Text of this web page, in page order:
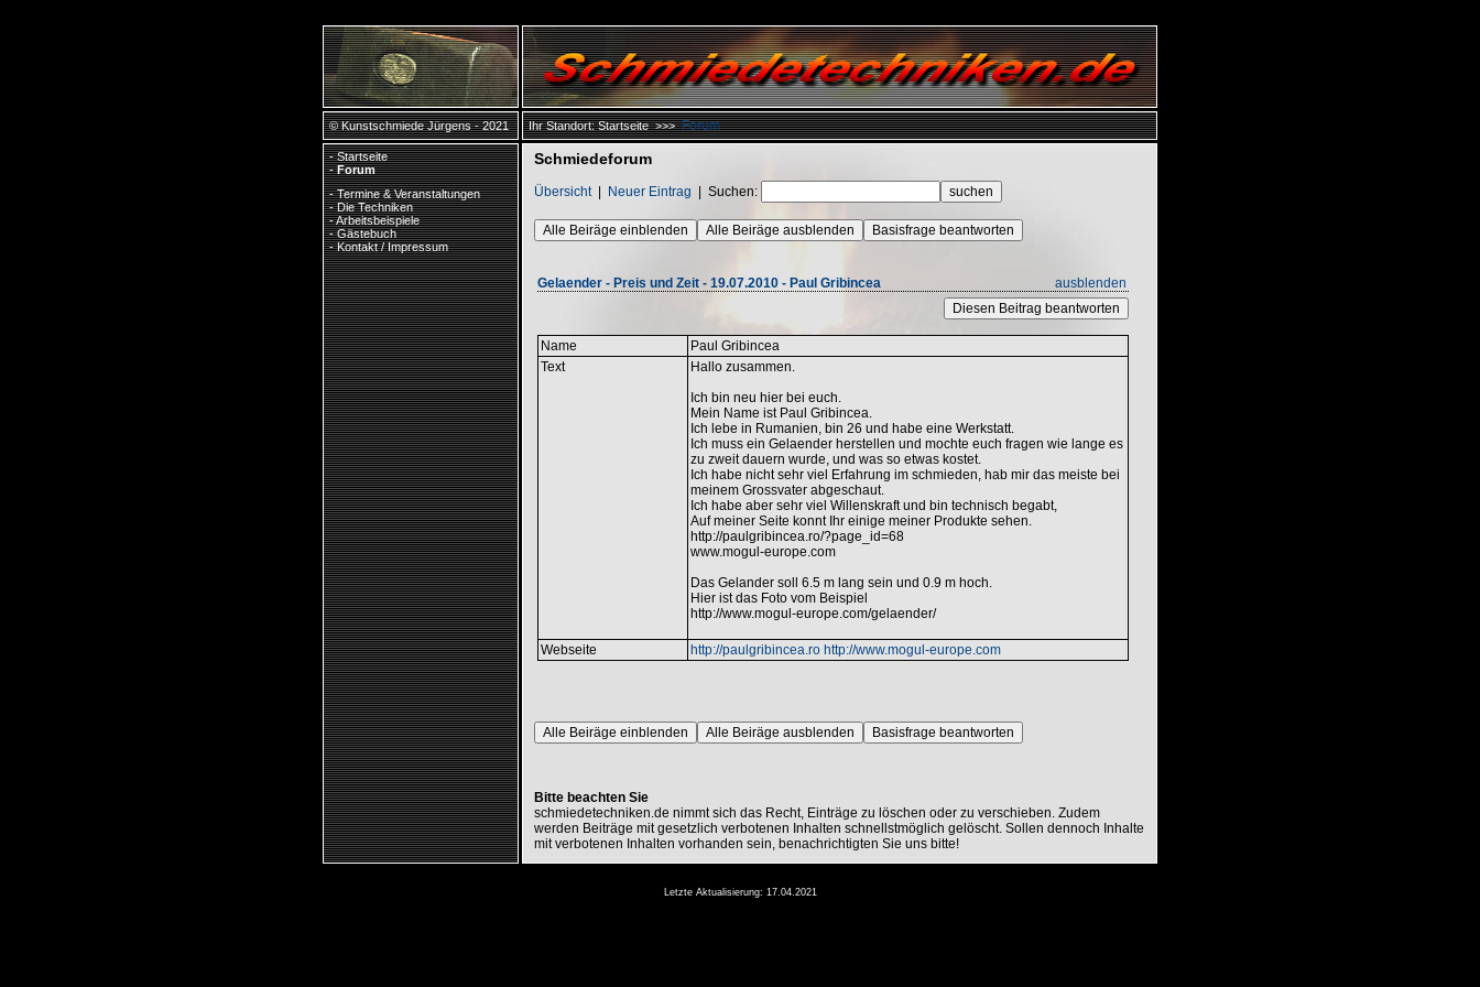
© Kunstschmiede Jürgens - 2021 Ihr Standort:Startseite>>>Forum
-Startseite
-Forum
-Termine & Veranstaltungen
-Die Techniken
-Arbeitsbeispiele
-Gästebuch
-Kontakt / Impressum
Schmiedeforum
Übersicht| Neuer Eintrag | Suchen:
Alle Beiräge einblenden Alle Beiräge ausblenden Basisfrage beantworten
Gelaender - Preis und Zeit - 19.07.2010 - Paul Gribincea
ausblenden
Diesen Beitrag beantworten
Name
Paul Gribincea
Text
Hallo zusammen.
Ich bin neu hier bei euch.
Mein Name ist Paul Gribincea.
Ich lebe in Rumanien, bin 26 und habe eine Werkstatt.
Ich muss ein Gelaender herstellen und mochte euch fragen wie lange es
zu zweit dauern wurde, und was so etwas kostet.
Ich habe nicht sehr viel Erfahrung im schmieden, hab mir das meiste bei
meinem Grossvater abgeschaut.
Ich habe aber sehr viel Willenskraft und bin technisch begabt,
Auf meiner Seite konnt Ihr einige meiner Produkte sehen.
http://paulgribincea.ro/?page_id=68
www.mogul-europe.com
Das Gelander soll 6.5 m lang sein und 0.9 m hoch.
Hier ist das Foto vom Beispiel
http://www.mogul-europe.com/gelaender/
Webseite http://paulgribincea.ro http://www.mogul-europe.com
Alle Beiräge einblenden Alle Beiräge ausblenden Basisfrage beantworten
Bitte beachten Sie
schmiedetechniken.de nimmt sich das Recht, Einträge zu löschen oder zu verschieben. Zudem
werden Beiträge mit gesetzlich verbotenen Inhalten schnellstmöglich gelöscht. Sollen dennoch Inhalte
mit verbotenen Inhalten vorhanden sein, benachrichtigten Sie uns bitte!
Letzte Aktualisierung: 17.04.2021